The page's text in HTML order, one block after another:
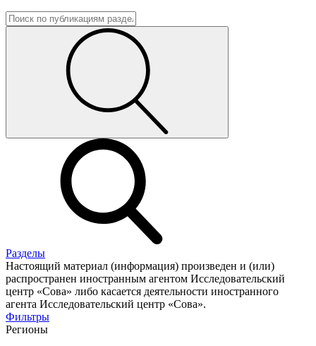
Разделы
Настоящий материал (информация) произведен и (или)
распространен иностранным агентом Исследовательский
центр «Сова» либо касается деятельности иностранного
агента Исследовательский центр «Сова».
Фильтры
Регионы